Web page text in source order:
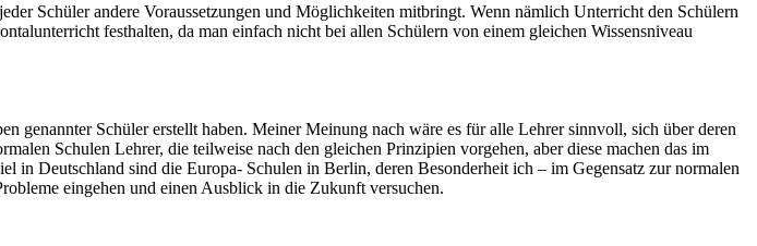
Schüler andere Voraussetzungen und Möglichkeiten mitbringt. Wenn nämlich Unterricht den Schülern
festhalten, da man einfach nicht bei allen Schülern von einem gleichen Wissensniveau
genannter Schüler erstellt haben. Meiner Meinung nach wäre es für alle Lehrer sinnvoll, sich über deren
Schulen Lehrer, die teilweise nach den gleichen Prinzipien vorgehen, aber diese machen das im
in Deutschland sind die Europa- Schulen in Berlin, deren Besonderheit ich – im Gegensatz zur normalen
eingehen und einen Ausblick in die Zukunft versuchen.